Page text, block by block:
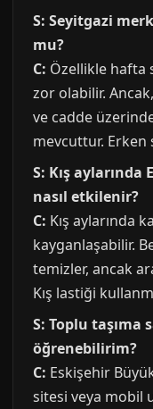
S: Seyitgazi
mu?
C: Özellikle hafta
zor olabilir.
ve cadde üzerinde
mevcuttur. Erken
S: Kış aylarında
nasıl etkilenir?
C: Kış aylarında
kayganlaşabilir.
temizler, ancak
Kış lastiği
S: Toplu taşıma
öğrenebilirim?
C: Eskişehir
sitesi veya mobil